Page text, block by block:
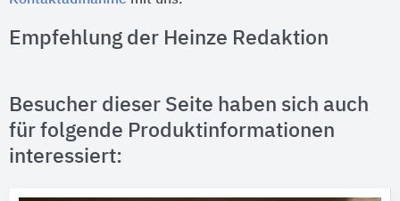
Empfehlung der Heinze Redaktion
Besucher dieser Seite haben sich auch
für folgende Produktinformationen
interessiert: